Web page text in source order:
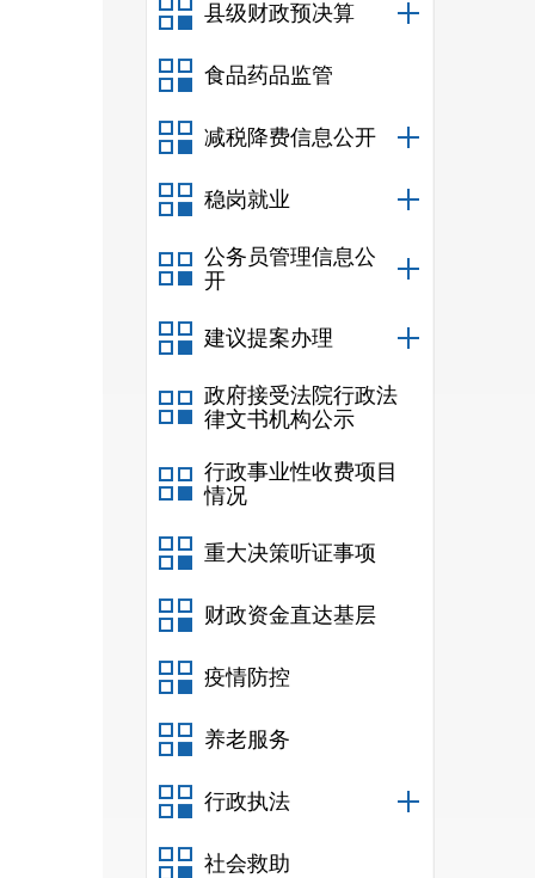
县级财政预决算
食品药品监管
减税降费信息公开
稳岗就业
公务员管理信息公
开
建议提案办理
政府接受法院行政法
律文书机构公示
行政事业性收费项目
情况
重大决策听证事项
财政资金直达基层
疫情防控
养老服务
行政执法
社会救助